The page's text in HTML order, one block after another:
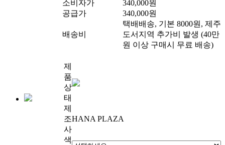
소비자가
340,000원
공급가
340,000원
배송비
택배배송, 기본 8000원, 제주
도서지역 추가비 발생 (40만
원 이상 구매시 무료 배송)
제
품
상
태
제
조
사
HANA PLAZA
색